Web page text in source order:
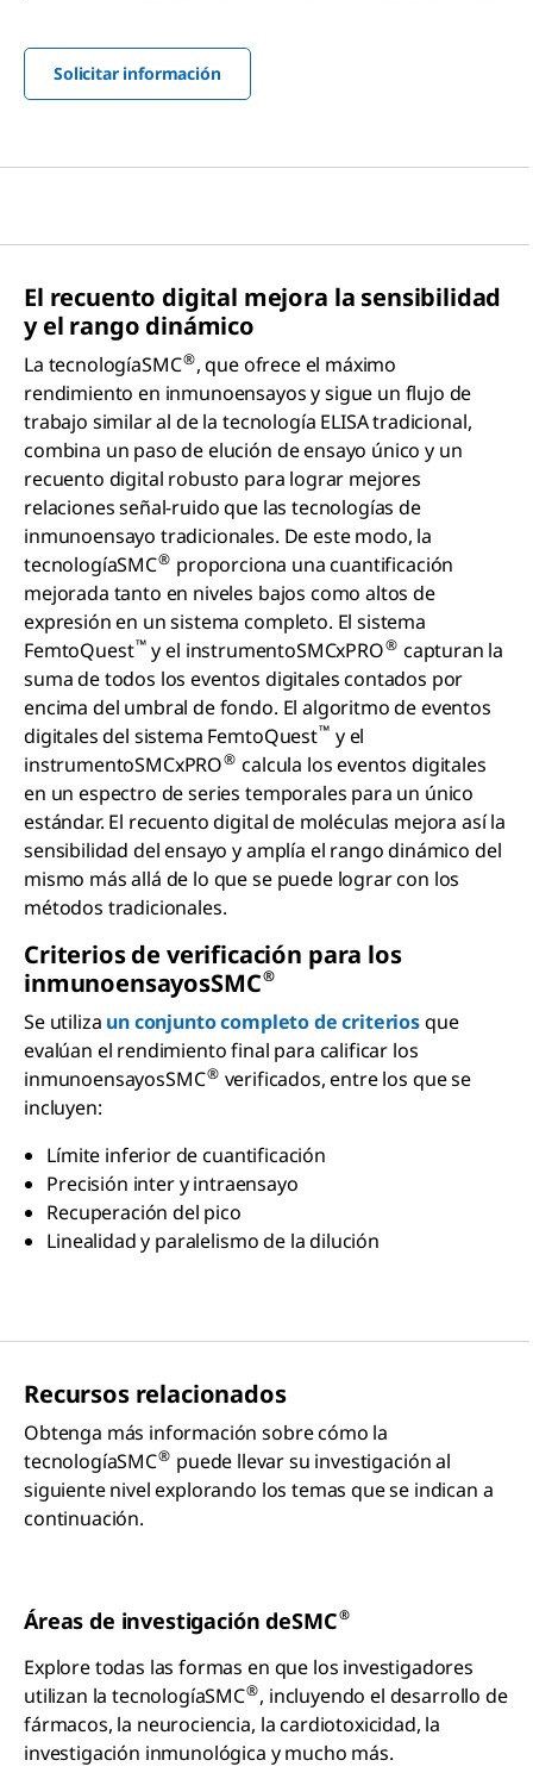
Solicitar información
El recuento digital mejora la sensibilidad
y el rango dinámico
La tecnologíaSMC®, que ofrece el máximo
rendimiento en inmunoensayos y sigue un flujo de
trabajo similar al de la tecnología ELISA tradicional,
combina un paso de elución de ensayo único y un
recuento digital robusto para lograr mejores
relaciones señal-ruido que las tecnologías de
inmunoensayo tradicionales. De este modo, la
tecnologíaSMC® proporciona una cuantificación
mejorada tanto en niveles bajos como altos de
expresión en un sistema completo. El sistema
FemtoQuest™ y el instrumentoSMCxPRO® capturan la
suma de todos los eventos digitales contados por
encima del umbral de fondo. El algoritmo de eventos
digitales del sistema FemtoQuest™ y el
instrumentoSMCxPRO® calcula los eventos digitales
en un espectro de series temporales para un único
estándar. El recuento digital de moléculas mejora así la
sensibilidad del ensayo y amplía el rango dinámico del
mismo más allá de lo que se puede lograr con los
métodos tradicionales.
Criterios de verificación para los
inmunoensayosSMC®
Se utiliza un conjunto completo de criteriosque
evalúan el rendimiento final para calificar los
inmunoensayosSMC® verificados, entre los que se
incluyen:
Límite inferior de cuantificación
Precisión inter y intraensayo
Recuperación del pico
Linealidad y paralelismo de la dilución
Recursos relacionados
Obtenga más información sobre cómo la
tecnologíaSMC® puede llevar su investigación al
siguiente nivel explorando los temas que se indican a
continuación.
Áreas de investigación deSMC®
Explore todas las formas en que los investigadores
utilizan la tecnologíaSMC®, incluyendo el desarrollo de
fármacos, la neurociencia, la cardiotoxicidad, la
investigación inmunológica y mucho más.